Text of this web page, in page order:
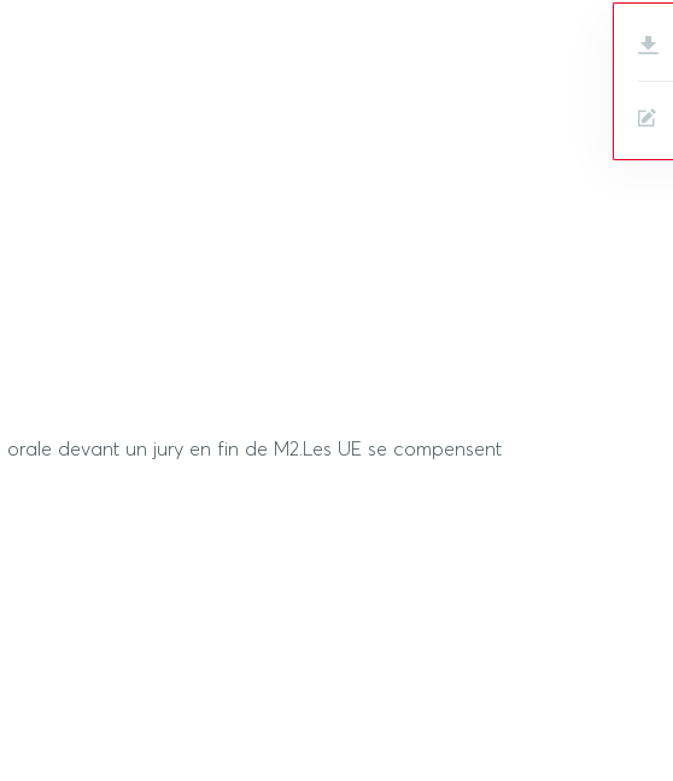
devant un jury en fin de M2.Les UE se compensent